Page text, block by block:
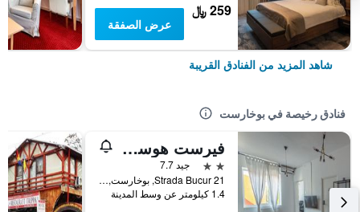
259 ﷼
عرض الصفقة
شاهد المزيد من الفنادق القريبة
فنادق رخيصة في بوخارست
فيرست هوستل بوكور 21
2 نجمتين
جيد 7.7
21 Strada Bucur, بوخارست, رومانيا
1.4 كيلومتر عن وسط المدينة